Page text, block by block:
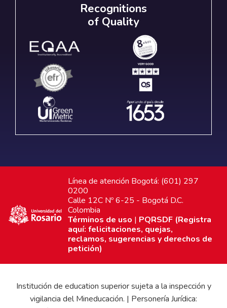
Recognitions
of Quality
Línea de atención Bogotá: (601) 297
0200
Calle 12C Nº 6-25 - Bogotá D.C.
Colombia
Términos de uso | PQRSDF (Registra
aquí: felicitaciones, quejas,
reclamos, sugerencias y derechos de
petición)
Institución de education superior sujeta a la inspección y
vigilancia del Mineducación. | Personería Jurídica: